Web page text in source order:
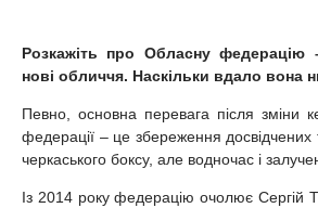
Розкажіть про Обласну федерацію
нові обличчя. Наскільки вдало вона
Певно, основна перевага після зміни
федерації – це збереження досвідчених
черкаського боксу, але водночас і
Із 2014 року федерацію очолює Сергій